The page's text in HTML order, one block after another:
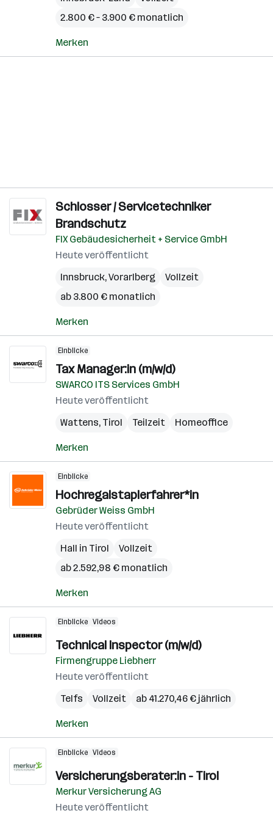
2.800 € – 3.900 € monatlich
Merken
Schlosser / Servicetechniker
Brandschutz
FIX Gebäudesicherheit + Service GmbH
Heute veröffentlicht
Innsbruck,Vorarlberg
Vollzeit
ab 3.800 € monatlich
Merken
Einblicke
Tax Manager:in (m/w/d)
SWARCO ITS Services GmbH
Heute veröffentlicht
Wattens, Tirol Teilzeit Homeoffice
Merken
Einblicke
Hochregalstaplerfahrer*in
Gebrüder Weiss GmbH
Heute veröffentlicht
Hall in Tirol
Vollzeit
ab 2.592,98 € monatlich
Merken
Einblicke Videos
Technical Inspector (m/w/d)
Firmengruppe Liebherr
Heute veröffentlicht
Telfs
Vollzeit ab 41.270,46 € jährlich
Merken
Einblicke Videos
Versicherungsberater:in - Tirol
Merkur Versicherung AG
Heute veröffentlicht